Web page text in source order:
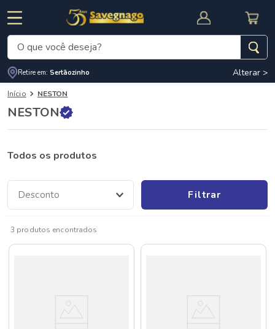
O que você deseja?
Retire em: Sertãozinho Alterar >
Início NESTON
NESTON
Todos os produtos
Desconto Filtrar
3 produtos
Termos mais buscados
5º arroz